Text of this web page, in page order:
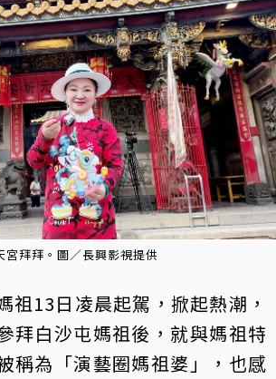
宮拜拜。圖／長興影視提供
祖13日凌晨起駕，掀起熱潮，
拜白沙屯媽祖後，就與媽祖特
稱為「演藝圈媽祖婆」，也感